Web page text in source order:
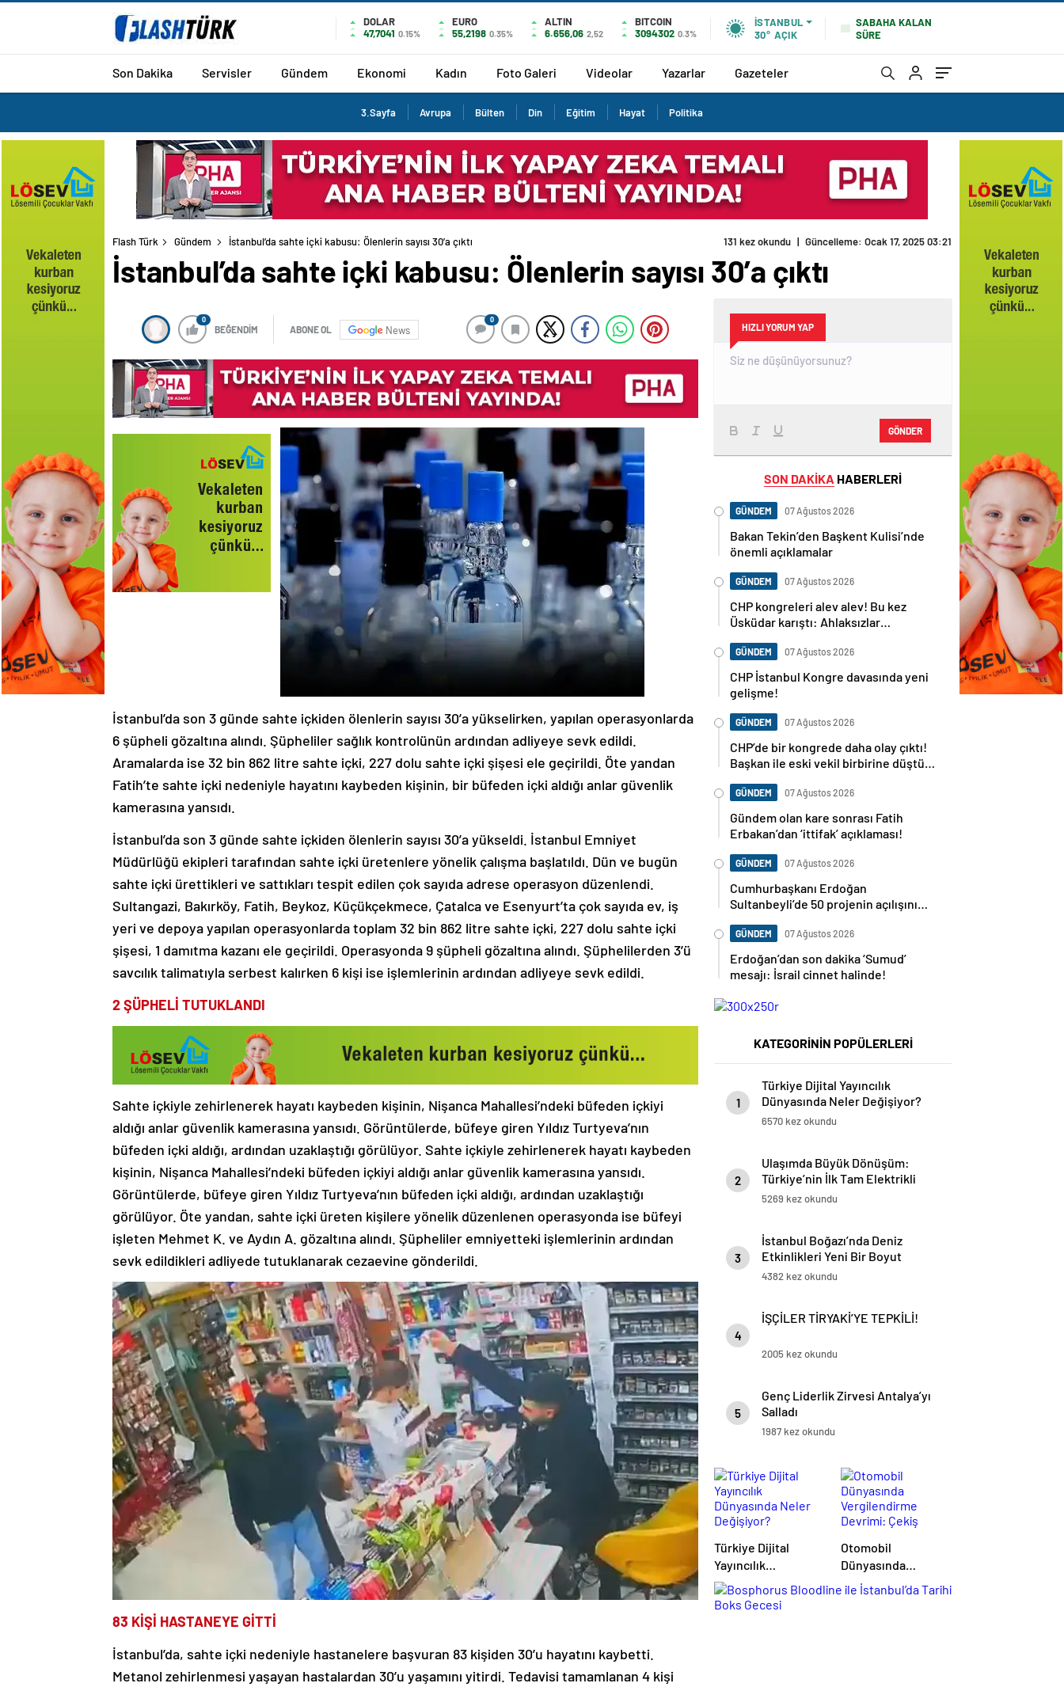
DOLAR
47,7041 0.15%
EURO
55,2198 0.35%
ALTIN
6.656,06 2,52
BITCOIN
3094302 0.3%
İSTANBUL
30° AÇIK
SABAHA KALAN
SÜRE
Son Dakika Servisler Gündem Ekonomi Kadın Foto Galeri Videolar Yazarlar Gazeteler
3.Sayfa Avrupa Bülten Din Eğitim Hayat Politika
Flash Türk Gündem İstanbul’da sahte içki kabusu: Ölenlerin sayısı 30’a çıktı 131 kez okundu | Güncelleme: Ocak 17, 2025 03:21
İstanbul’da sahte içki kabusu: Ölenlerin sayısı 30’a çıktı
0
BEĞENDİM ABONE OL News
0
İstanbul’da son 3 günde sahte içkiden ölenlerin sayısı 30’a yükselirken, yapılan operasyonlarda
6 şüpheli gözaltına alındı. Şüpheliler sağlık kontrolünün ardından adliyeye sevk edildi.
Aramalarda ise 32 bin 862 litre sahte içki, 227 dolu sahte içki şişesi ele geçirildi. Öte yandan
Fatih’te sahte içki nedeniyle hayatını kaybeden kişinin, bir büfeden içki aldığı anlar güvenlik
kamerasına yansıdı.
İstanbul’da son 3 günde sahte içkiden ölenlerin sayısı 30’a yükseldi. İstanbul Emniyet
Müdürlüğü ekipleri tarafından sahte içki üretenlere yönelik çalışma başlatıldı. Dün ve bugün
sahte içki ürettikleri ve sattıkları tespit edilen çok sayıda adrese operasyon düzenlendi.
Sultangazi, Bakırköy, Fatih, Beykoz, Küçükçekmece, Çatalca ve Esenyurt’ta çok sayıda ev, iş
yeri ve depoya yapılan operasyonlarda toplam 32 bin 862 litre sahte içki, 227 dolu sahte içki
şişesi, 1 damıtma kazanı ele geçirildi. Operasyonda 9 şüpheli gözaltına alındı. Şüphelilerden 3’ü
savcılık talimatıyla serbest kalırken 6 kişi ise işlemlerinin ardından adliyeye sevk edildi.
2 ŞÜPHELİ TUTUKLANDI
Sahte içkiyle zehirlenerek hayatı kaybeden kişinin, Nişanca Mahallesi’ndeki büfeden içkiyi
aldığı anlar güvenlik kamerasına yansıdı. Görüntülerde, büfeye giren Yıldız Turtyeva’nın
büfeden içki aldığı, ardından uzaklaştığı görülüyor. Sahte içkiyle zehirlenerek hayatı kaybeden
kişinin, Nişanca Mahallesi’ndeki büfeden içkiyi aldığı anlar güvenlik kamerasına yansıdı.
Görüntülerde, büfeye giren Yıldız Turtyeva’nın büfeden içki aldığı, ardından uzaklaştığı
görülüyor. Öte yandan, sahte içki üreten kişilere yönelik düzenlenen operasyonda ise büfeyi
işleten Mehmet K. ve Aydın A. gözaltına alındı. Şüpheliler emniyetteki işlemlerinin ardından
sevk edildikleri adliyede tutuklanarak cezaevine gönderildi.
83 KİŞİ HASTANEYE GİTTİ
İstanbul’da, sahte içki nedeniyle hastanelere başvuran 83 kişiden 30’u hayatını kaybetti.
Metanol zehirlenmesi yaşayan hastalardan 30’u yaşamını yitirdi. Tedavisi tamamlanan 4 kişi
HIZLI YORUM YAP
GÖNDER
SON DAKİKA HABERLERİ
GÜNDEM 07 Ağustos 2026
Bakan Tekin’den Başkent Kulisi’nde
önemli açıklamalar
GÜNDEM 07 Ağustos 2026
CHP kongreleri alev alev! Bu kez
Üsküdar karıştı: Ahlaksızlar…
GÜNDEM 07 Ağustos 2026
CHP İstanbul Kongre davasında yeni
gelişme!
GÜNDEM 07 Ağustos 2026
CHP’de bir kongrede daha olay çıktı!
Başkan ile eski vekil birbirine düştü…
GÜNDEM 07 Ağustos 2026
Gündem olan kare sonrası Fatih
Erbakan’dan ‘ittifak’ açıklaması!
GÜNDEM 07 Ağustos 2026
Cumhurbaşkanı Erdoğan
Sultanbeyli’de 50 projenin açılışını
GÜNDEM 07 Ağustos 2026
Erdoğan’dan son dakika ‘Sumud’
mesajı: İsrail cinnet halinde!
KATEGORİNİN POPÜLERLERİ
1
Türkiye Dijital Yayıncılık
Dünyasında Neler Değişiyor?
6570 kez okundu
2
Ulaşımda Büyük Dönüşüm:
Türkiye’nin İlk Tam Elektrikli
Akaryakıt İstasyonu Deneyimi
5269 kez okundu
3
İstanbul Boğazı’nda Deniz
Etkinlikleri Yeni Bir Boyut
Kazanıyor
4382 kez okundu
4
İŞÇİLER TİRYAKİ’YE TEPKİLİ!
2005 kez okundu
5
Genç Liderlik Zirvesi Antalya’yı
Salladı
1987 kez okundu
Türkiye Dijital
Yayıncılık
Dünyasında Neler
Değişiyor?
Otomobil
Dünyasında
Vergilendirme
Devrimi: Çekiş